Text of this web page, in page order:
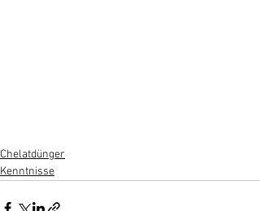
Chelatdünger
Kenntnisse